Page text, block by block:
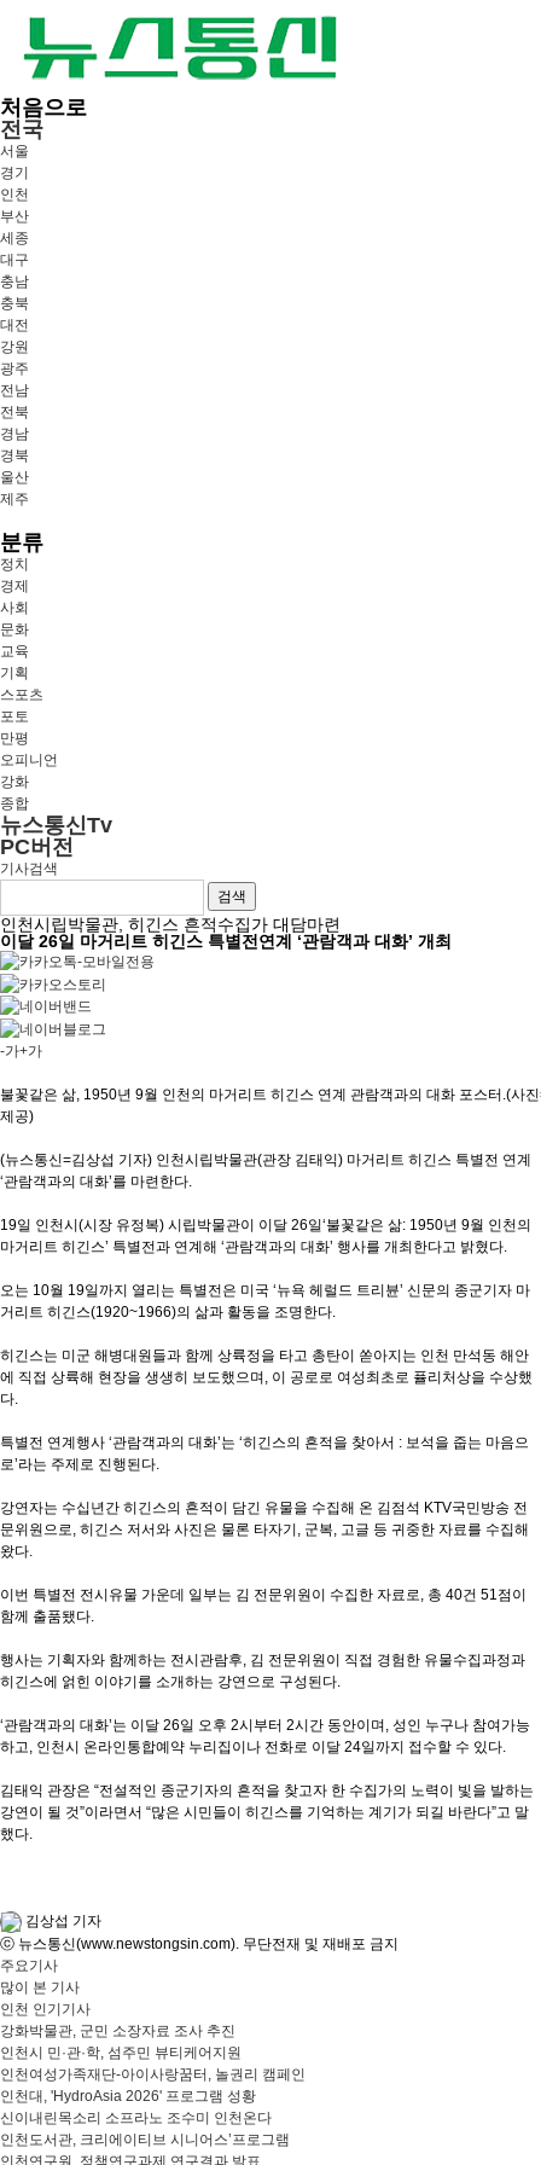
처음으로
전국
서울
경기
인천
부산
세종
대구
충남
충북
대전
강원
광주
전남
전북
경남
경북
울산
제주
분류
정치
경제
사회
문화
교육
기획
스포츠
포토
만평
오피니언
강화
종합
뉴스통신Tv
PC버전
기사검색
검색
인천시립박물관, 히긴스 흔적수집가 대담마련
이달 26일 마거리트 히긴스 특별전연계 ‘관람객과 대화’ 개최
-가+가
불꽃같은 삶, 1950년 9월 인천의 마거리트 히긴스 연계 관람객과의 대화 포스터.(사
제공)
(뉴스통신=김상섭 기자) 인천시립박물관(관장 김태익) 마거리트 히긴스 특별전 연계
‘관람객과의 대화’를 마련한다.
19일 인천시(시장 유정복) 시립박물관이 이달 26일‘불꽃같은 삶: 1950년 9월 인천의
마거리트 히긴스’ 특별전과 연계해 ‘관람객과의 대화’ 행사를 개최한다고 밝혔다.
오는 10월 19일까지 열리는 특별전은 미국 ‘뉴욕 헤럴드 트리뷴’ 신문의 종군기자 마
거리트 히긴스(1920~1966)의 삶과 활동을 조명한다.
히긴스는 미군 해병대원들과 함께 상륙정을 타고 총탄이 쏟아지는 인천 만석동 해안
에 직접 상륙해 현장을 생생히 보도했으며, 이 공로로 여성최초로 퓰리처상을 수상했
다.
특별전 연계행사 ‘관람객과의 대화’는 ‘히긴스의 흔적을 찾아서 : 보석을 줍는 마음으
로’라는 주제로 진행된다.
강연자는 수십년간 히긴스의 흔적이 담긴 유물을 수집해 온 김점석 KTV국민방송 전
문위원으로, 히긴스 저서와 사진은 물론 타자기, 군복, 고글 등 귀중한 자료를 수집해
왔다.
이번 특별전 전시유물 가운데 일부는 김 전문위원이 수집한 자료로, 총 40건 51점이
함께 출품됐다.
행사는 기획자와 함께하는 전시관람후, 김 전문위원이 직접 경험한 유물수집과정과
히긴스에 얽힌 이야기를 소개하는 강연으로 구성된다.
‘관람객과의 대화’는 이달 26일 오후 2시부터 2시간 동안이며, 성인 누구나 참여가능
하고, 인천시 온라인통합예약 누리집이나 전화로 이달 24일까지 접수할 수 있다.
김태익 관장은 “전설적인 종군기자의 흔적을 찾고자 한 수집가의 노력이 빛을 발하는
강연이 될 것”이라면서 “많은 시민들이 히긴스를 기억하는 계기가 되길 바란다”고 말
했다.
김상섭 기자
ⓒ 뉴스통신(www.newstongsin.com). 무단전재 및 재배포 금지
주요기사
많이 본 기사
인천 인기기사
강화박물관, 군민 소장자료 조사 추진
인천시 민·관·학, 섬주민 뷰티케어지원
인천여성가족재단-아이사랑꿈터, 놀권리 캠페인
인천대, 'HydroAsia 2026' 프로그램 성황
신이내린목소리 소프라노 조수미 인천온다
인천도서관, 크리에이티브 시니어스’프로그램
인천연구원, 정책연구과제 연구결과 발표